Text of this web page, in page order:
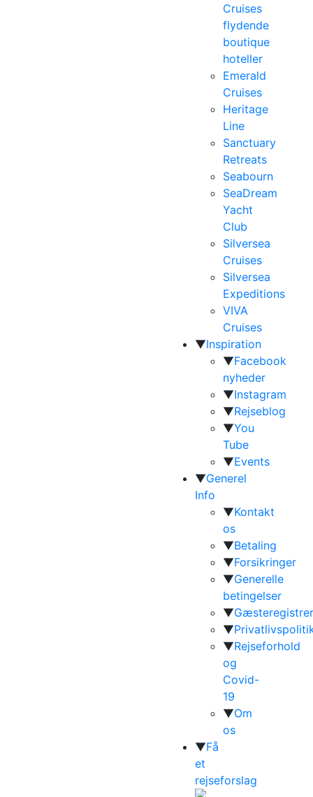
Cruises
flydende
boutique
hoteller
Emerald
Cruises
Heritage
Line
Sanctuary
Retreats
Seabourn
SeaDream
Yacht
Club
Silversea
Cruises
Silversea
Expeditions
VIVA
Cruises
▼Inspiration
▼Facebook
nyheder
▼Instagram
▼Rejseblog
▼You
Tube
▼Events
▼Generel
Info
▼Kontakt
os
▼Betaling
▼Forsikringer
▼Generelle
betingelser
▼
▼
▼Rejseforhold
og
Covid-
19
▼Om
os
▼Få
et
rejseforslag